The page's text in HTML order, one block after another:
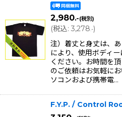
2,980.-(税別)
(税込: 3,278.-)
注）着丈と身丈は、
により、使用ボディ
ください。お時間を
のご依頼はお気軽に
ソコンおよび携帯電…
F.Y.P. / Control